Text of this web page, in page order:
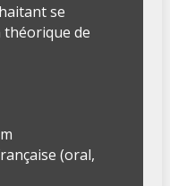
se
théorique de
(oral,